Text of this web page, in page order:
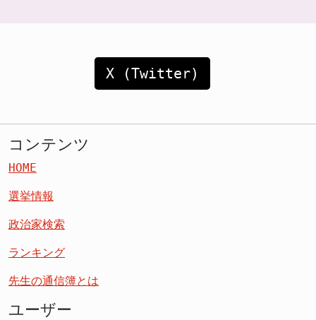
X (Twitter)
コンテンツ
HOME
選挙情報
政治家検索
ランキング
先生の通信簿とは
ユーザー